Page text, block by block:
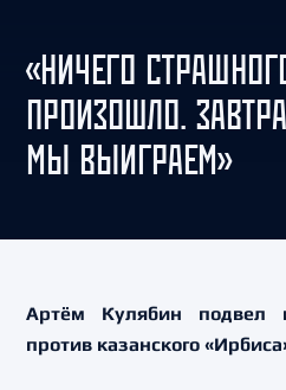
«НИЧЕГО
ПРОИЗОШЛО.
МЫ ВЫИГРАЕМ»
Артём Кулябин подвел
против казанского